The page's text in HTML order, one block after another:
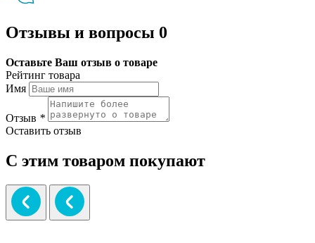
Отзывы и вопросы 0
Оставьте Ваш отзыв о товаре
Рейтинг товара
Имя
Отзыв *
Оставить отзыв
С этим товаром покупают